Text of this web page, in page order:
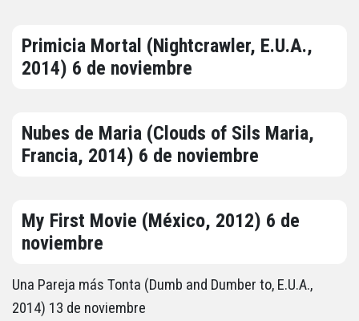
Primicia Mortal (Nightcrawler, E.U.A.,
2014) 6 de noviembre
Nubes de Maria (Clouds of Sils Maria,
Francia, 2014) 6 de noviembre
My First Movie (México, 2012) 6 de
noviembre
Una Pareja más Tonta (Dumb and Dumber to, E.U.A.,
2014) 13 de noviembre